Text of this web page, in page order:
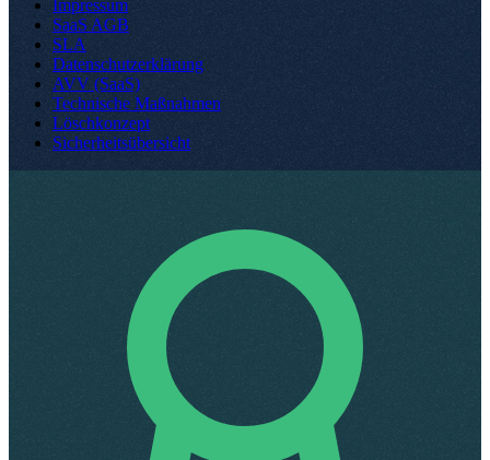
Impressum
SaaS AGB
SLA
Datenschutzerklärung
AVV (SaaS)
Technische Maßnahmen
Löschkonzept
Sicherheitsübersicht